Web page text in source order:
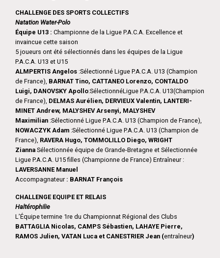
CHALLENGE DES SPORTS COLLECTIFS
Natation Water-Polo
Équipe U13 : Championne de la Ligue P.A.C.A. Excellence et
invaincue cette saison
5 joueurs ont été sélectionnés dans les équipes de la Ligue
P.A.C.A. U13 et U15
ALMPERTIS Angelos :Sélectionné Ligue P.A.C.A. U13 (Champion
de France), BARNAT Tino, CATTANEO Lorenzo, CONTALDO
Luigi, DANOVSKY Apollo:SélectionnéLigue P.A.C.A. U13(Champion
de France), DELMAS Aurélien, DERVIEUX Valentin, LANTERI-
MINET Andrew, MALYSHEV Arsenyi, MALYSHEV
Maximilian :Sélectionné Ligue P.A.C.A. U13 (Champion de France),
NOWACZYK Adam :Sélectionné Ligue P.A.C.A. U13 (Champion de
France), RAVERA Hugo, TOMMOLILLO Diego, WRIGHT
Zianna Sélectionnée équipe de Grande-Bretagne et Sélectionnée
Ligue P.A.C.A. U15 filles (Championne de France) Entraîneur :
LAVERSANNE Manuel
Accompagnateur : BARNAT François
CHALLENGE EQUIPE ET RELAIS
Haltérophilie
L’Équipe termine 1re du Championnat Régional des Clubs
BATTAGLIA Nicolas, CAMPS Sébastien, LAHAYE Pierre,
RAMOS Julien, VATAN Luca et CANESTRIER Jean (entraîneur)